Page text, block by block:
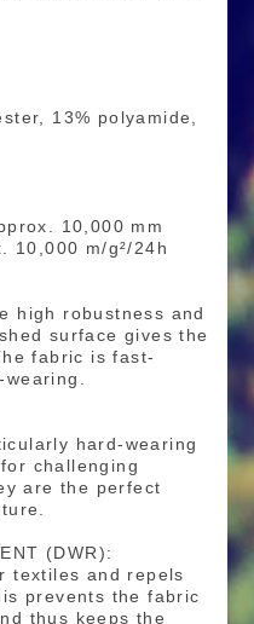
13% polyamide,
10,000 mm
10,000 m/g²/24h
high robustness and
surface gives the
fabric is fast-
hard-wearing
challenging
are the perfect
(DWR):
textiles and repels
prevents the fabric
thus keeps the